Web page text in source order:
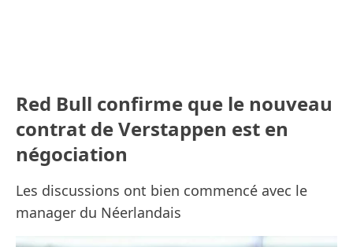
Red Bull confirme que le nouveau
contrat de Verstappen est en
négociation
Les discussions ont bien commencé avec le
manager du Néerlandais